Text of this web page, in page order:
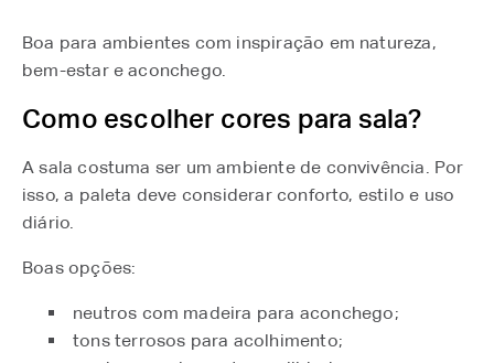
Boa para ambientes com inspiração em natureza,
bem-estar e aconchego.
Como escolher cores para sala?
A sala costuma ser um ambiente de convivência. Por
isso, a paleta deve considerar conforto, estilo e uso
diário.
Boas opções:
neutros com madeira para aconchego;
tons terrosos para acolhimento;